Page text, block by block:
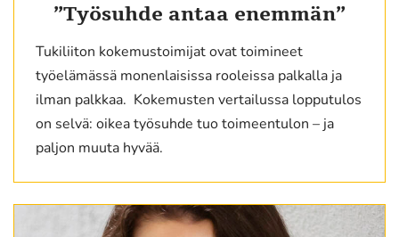
”Työsuhde antaa enemmän”
Tukiliiton kokemustoimijat ovat toimineet
työelämässä monenlaisissa rooleissa palkalla ja
ilman palkkaa. Kokemusten vertailussa lopputulos
on selvä: oikea työsuhde tuo toimeentulon – ja
paljon muuta hyvää.